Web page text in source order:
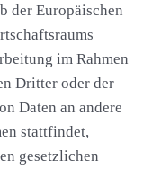
der Europäischen
im Rahmen
Dritter oder der
Daten an andere
stattfindet,
gesetzlichen